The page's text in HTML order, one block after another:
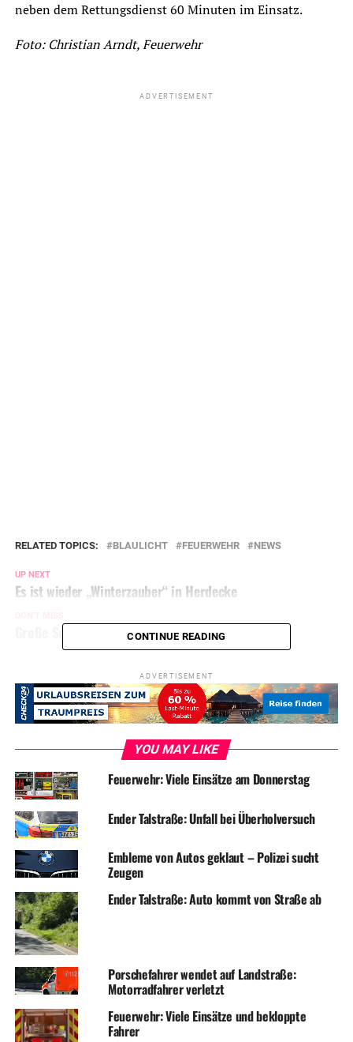
neben dem Rettungsdienst 60 Minuten im Einsatz.
Foto: Christian Arndt, Feuerwehr
ADVERTISEMENT
RELATED TOPICS: BLAULICHT FEUERWEHR NEWS
UP NEXT
Es ist wieder „Winterzauber“ in Herdecke
Große Schäden am Dach der Turnhalle Schraberg
CONTINUE READING
ADVERTISEMENT
YOU MAY LIKE
Feuerwehr: Viele Einsätze am Donnerstag
Ender Talstraße: Unfall bei Überholversuch
Embleme von Autos geklaut – Polizei sucht
Zeugen
Ender Talstraße: Auto kommt von Straße ab
Porschefahrer wendet auf Landstraße:
Motorradfahrer verletzt
Feuerwehr: Viele Einsätze und bekloppte
Fahrer